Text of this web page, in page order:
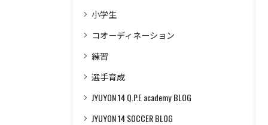
小学生
コオーディネーション
練習
選手育成
JYUYON 14 Q.P.E academy BLOG
JYUYON 14 SOCCER BLOG